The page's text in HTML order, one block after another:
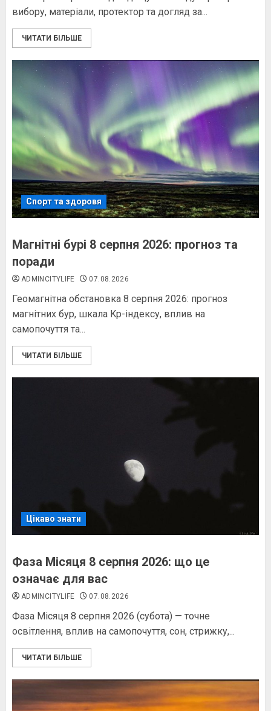
вибору, матеріали, протектор та догляд за...
ЧИТАТИ БІЛЬШЕ
Спорт та здоровя
Магнітні бурі 8 серпня 2026: прогноз та
поради
ADMINCITYLIFE 07.08.2026
Геомагнітна обстановка 8 серпня 2026: прогноз
магнітних бур, шкала Kp-індексу, вплив на
самопочуття та...
ЧИТАТИ БІЛЬШЕ
Цікаво знати
Фаза Місяця 8 серпня 2026: що це
означає для вас
ADMINCITYLIFE 07.08.2026
Фаза Місяця 8 серпня 2026 (субота) — точне
освітлення, вплив на самопочуття, сон, стрижку,...
ЧИТАТИ БІЛЬШЕ